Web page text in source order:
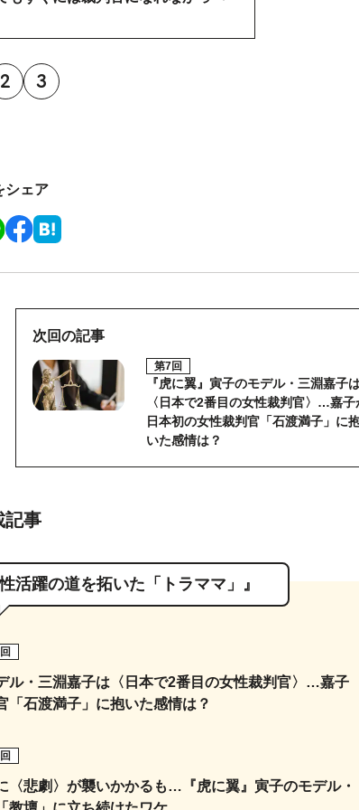
2 3
シェア
次回の記事
第7回
『虎に翼』寅子のモデル・三淵嘉子
〈日本で2番目の女性裁判官〉…嘉子
日本初の女性裁判官「石渡満子」に
いた感情は？
記事
活躍の道を拓いた「トラママ」』
ル・三淵嘉子は〈日本で2番目の女性裁判官〉…嘉子
「石渡満子」に抱いた感情は？
〈悲劇〉が襲いかかるも…『虎に翼』寅子のモデル・